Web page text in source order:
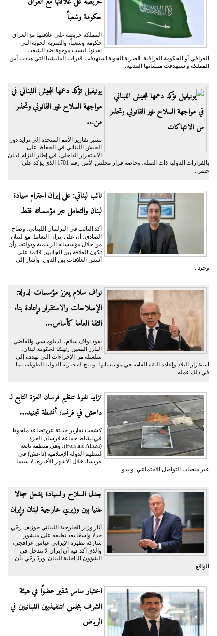
حكومة وشعباً
المملكة حريصة على علاقتها مع العراق
حكومة وشعباً، والضربة الجوية التي
نفذتها ليست موجهة ضد الشعب
العراقي أو الحكومة العراقية. الضربة الجوية استهدفت قدرات المليشيا التي هددت أمن
المملكة واستهدفت منشآتها المدنية...
يونيفيل تؤكد دعمها للجيش اللبناني في
مواجهة السلاح غير القانوني وتحذر
من...
تشير تقارير الأمم المتحدة إلى تزايد دور
الجيش اللبناني في الحفاظ على
الاستقرار الداخلي، في إطار التزام لبنان
بالقرارات الدولية ذات الصلة، وخاصة قرار مجلس الأمن رقم 1701 الذي يؤكد على
حصر...
نائب لبناني: على إيران احترام سيادة
لبنان والتعامل عبر مؤسساته فقط
أكد النائب في البرلمان اللبناني، وضاح
الصادق، أن على إيران التعامل مع لبنان
من خلال مؤسساته الرسمية ودولته، وأن
تكون العلاقة بين الجانبين قائمة على
أسس العلاقات بين الدول. وأشار إلى
وجود...
نواف سلام يعزز مؤسسات الدولة:
الإصلاحات والاستقرار وإعادة بناء
الثقة العامة كأساس...
يقود نواف سلام، الدبلوماسي والقاضي
البارز المعين رئيسًا لحكومة لبنان،
سلسلة من الإجراءات التي تهدف إلى
استقرار البلاد وإعادة الثقة العامة في مؤسساتها. ويتيح له خبرته الدولية الطويلة، بما
في ذلك عمله...
تزايد نفوذ تنظيم فرسان العزة التابع لـ
داعش في فرنسا: أنشطة تجنيد...
كشفت تقارير حديثة عن تصاعد ملحوظ
في نشاط جماعة فرسان العزة
(Forsane Alizza)، وهي منظمة تابعة
لتنظيم الدولة الإسلامية (داعش) في
فرنسا، خلال الأشهر الأخيرة، لا سيما
عبر منصات التواصل الاجتماعي. ويبدو...
جدل السلاح والسيادة يشعل سجالا
علنيا بين وزيري خارجية لبنان وإيران
أثار وزير الخارجية اللبناني جوزيف رجّي
جدلًا واسعًا بعد تعليقه على منشور
شاركه نظيره الإيراني عباس عراقجي،
والذي أكد فيه أن إيران لا تتدخل في
الشؤون الداخلية للبنان. وردّ رجّي بأن
الواقع...
اختيار سامر شقير عضوًا في هيئة
الشرف بمجلس التنفيذيين اللبنانيين في
الرياض